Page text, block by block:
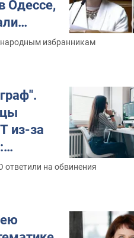
Одессе,
народным избранникам
из-за
мышка,на обвинения